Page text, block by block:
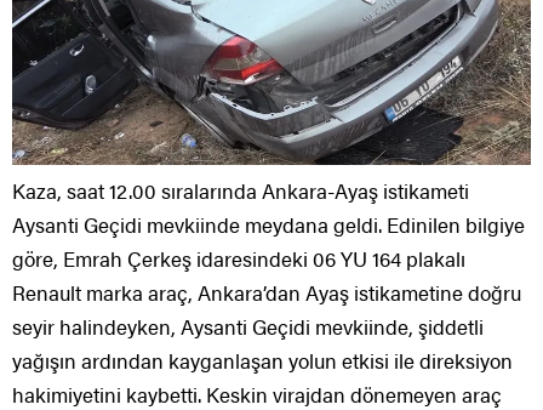
Kaza, saat 12.00 sıralarında Ankara-Ayaş istikameti
Aysanti Geçidi mevkiinde meydana geldi. Edinilen bilgiye
göre, Emrah Çerkeş idaresindeki 06 YU 164 plakalı
Renault marka araç, Ankara’dan Ayaş istikametine doğru
seyir halindeyken, Aysanti Geçidi mevkiinde, şiddetli
yağışın ardından kayganlaşan yolun etkisi ile direksiyon
hakimiyetini kaybetti. Keskin virajdan dönemeyen araç